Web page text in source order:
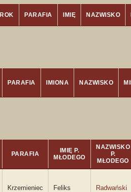
ROK PARAFIA IMIĘ NAZWISKO
PARAFIA IMIONA NAZWISKO
PARAFIA
IMIĘ P.
MŁODEGO
NAZWISKO
P.
MŁODEGO
Krzemieniec Feliks Radwański